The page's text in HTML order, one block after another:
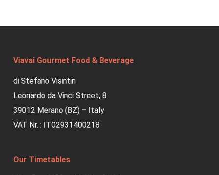
Viavai Gourmet Food & Beverage
di Stefano Visintin
Leonardo da Vinci Street, 8
39012 Merano (BZ) – Italy
VAT Nr. : IT02931400218
Our Timetables